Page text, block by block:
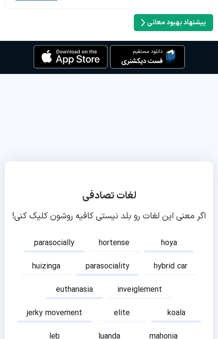
پیشنهاد بهبود معانی
لغات تصادفی
اگر معنی این لغات رو بلد نیستی کافیه روشون کلیک کنی!
parasocially hortense
hoya
huizinga
parasociality
hybrid car
euthanasia
inveiglement
jerky movement
elite
koala
leb
luanda
mahonia